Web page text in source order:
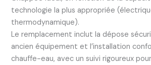
technologie la plus appropriée
thermodynamique).
Le remplacement inclut la dépose
ancien équipement et l’installation
chauffe-eau, avec un suivi rigoureux